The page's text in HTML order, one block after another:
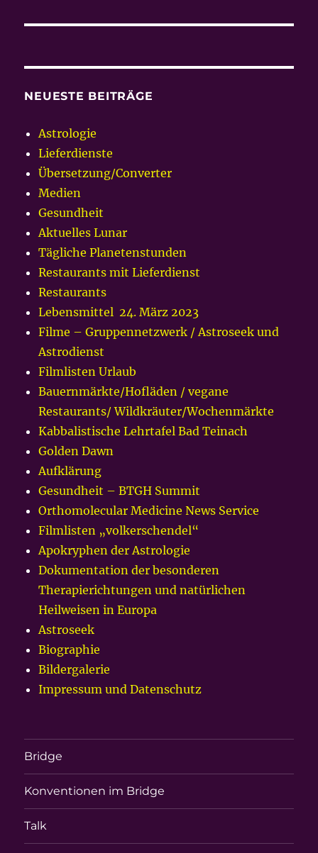
NEUESTE BEITRÄGE
Astrologie
Lieferdienste
Übersetzung/Converter
Medien
Gesundheit
Aktuelles Lunar
Tägliche Planetenstunden
Restaurants mit Lieferdienst
Restaurants
Lebensmittel 24. März 2023
Filme – Gruppennetzwerk / Astroseek und
Astrodienst
Filmlisten Urlaub
Bauernmärkte/Hofläden / vegane
Restaurants/ Wildkräuter/Wochenmärkte
Kabbalistische Lehrtafel Bad Teinach
Golden Dawn
Aufklärung
Gesundheit – BTGH Summit
Orthomolecular Medicine News Service
Filmlisten „volkerschendel“
Apokryphen der Astrologie
Dokumentation der besonderen
Therapierichtungen und natürlichen
Heilweisen in Europa
Astroseek
Biographie
Bildergalerie
Impressum und Datenschutz
Bridge
Konventionen im Bridge
Talk